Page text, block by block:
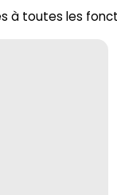
à toutes les